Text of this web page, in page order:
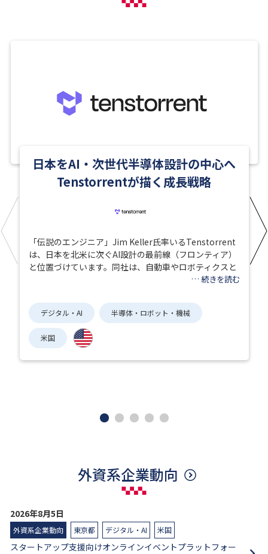
日本をAI・次世代半導体設計の中心へ
Tenstorrentが描く成長戦略
「伝説のエンジニア」Jim Keller氏率いるTenstorrent
は、日本を北米に次ぐAI設計の最前線（フロンティア）
と位置づけています。同社は、自動車やロボティクスと
… 続きを読む
デジタル・AI 半導体・ロボット・機械
米国
外資系企業動向
2026年8月5日
外資系企業動向 東京都 デジタル・AI 米国
スタートアップ支援向けオンラインイベントプラットフォー